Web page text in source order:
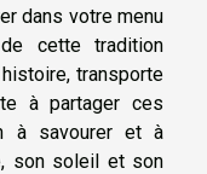
dans votre menu
cette tradition
transporte
à partager ces
à savourer et à
son soleil et son